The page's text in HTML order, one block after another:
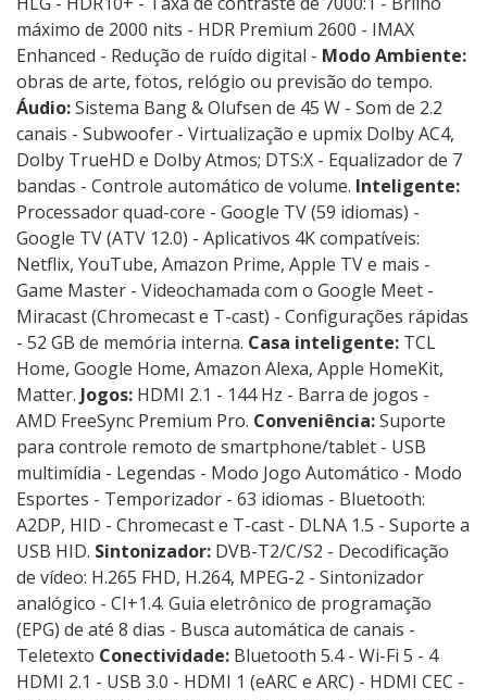
máximo de 2000 nits - HDR Premium 2600 - IMAX
Enhanced - Redução de ruído digital - Modo Ambiente:
obras de arte, fotos, relógio ou previsão do tempo.
Áudio:Sistema Bang & Olufsen de 45 W - Som de 2.2
canais - Subwoofer - Virtualização e upmix Dolby AC4,
Dolby TrueHD e Dolby Atmos; DTS:X - Equalizador de 7
bandas - Controle automático de volume. Inteligente:
Processador quad-core - Google TV (59 idiomas) -
Google TV (ATV 12.0) - Aplicativos 4K compatíveis:
Netflix, YouTube, Amazon Prime, Apple TV e mais -
Game Master - Videochamada com o Google Meet -
Miracast (Chromecast e T-cast) - Configurações rápidas
- 52 GB de memória interna. Casa inteligente: TCL
Home, Google Home, Amazon Alexa, Apple HomeKit,
Matter. Jogos: HDMI 2.1 - 144 Hz - Barra de jogos -
AMD FreeSync Premium Pro. Conveniência:Suporte
para controle remoto de smartphone/tablet - USB
multimídia - Legendas - Modo Jogo Automático - Modo
Esportes - Temporizador - 63 idiomas - Bluetooth:
A2DP, HID - Chromecast e T-cast - DLNA 1.5 - Suporte a
USB HID. Sintonizador: DVB-T2/C/S2 - Decodificação
de vídeo: H.265 FHD, H.264, MPEG-2 - Sintonizador
analógico - CI+1.4. Guia eletrônico de programação
(EPG) de até 8 dias - Busca automática de canais -
Teletexto Conectividade: Bluetooth 5.4 - Wi-Fi 5 - 4
HDMI 2.1 - USB 3.0 - HDMI 1 (eARC e ARC) - HDMI CEC -